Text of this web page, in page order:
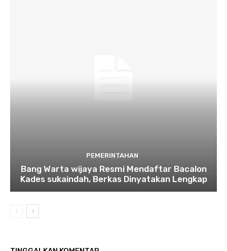
PEMERINTAHAN
Bang Warta wijaya Resmi Mendaftar Bacalon
Kades sukaindah, Berkas Dinyatakan Lengkap